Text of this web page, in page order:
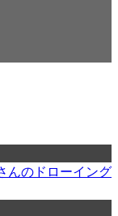
んのドローイング